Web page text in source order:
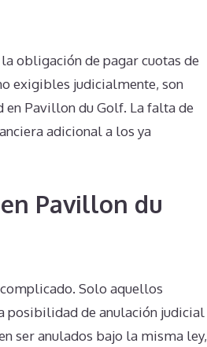
obligación de pagar cuotas de
exigibles judicialmente, son
Pavillon du Golf. La falta de
adicional a los ya
Pavillon du
Solo aquellos
posibilidad de anulación judicial
ser anulados bajo la misma ley,